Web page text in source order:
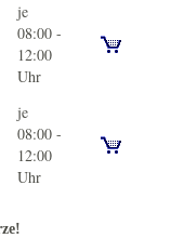
je
08:00 -
12:00
Uhr
je
08:00 -
12:00
Uhr